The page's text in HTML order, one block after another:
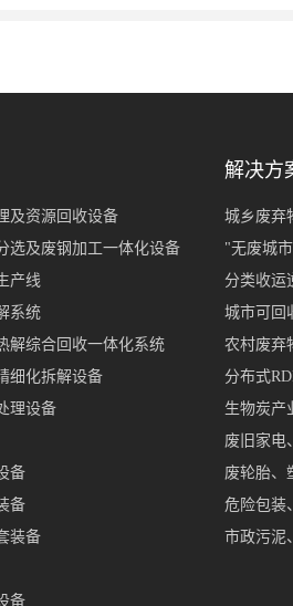
及资源回收设备
选及废钢加工一体化设备
产线
系统
解综合回收一体化系统
细化拆解设备
理设备
备
备
装备
备
解决方
城乡废
"无废城
分类收运
城市可回
农村废弃
分布式
生物炭产
废旧家电
废轮胎、
危险包装
市政污泥